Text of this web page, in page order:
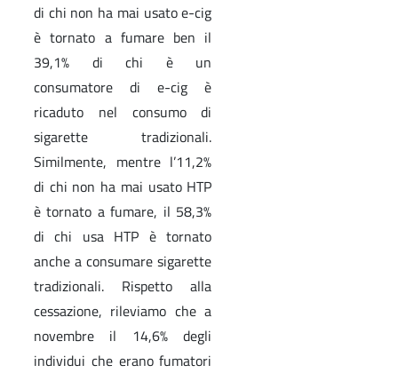
di chi non ha mai usato e-cig
è tornato a fumare ben il
39,1% di chi è un
consumatore di e-cig è
ricaduto nel consumo di
sigarette tradizionali.
Similmente, mentre l’11,2%
di chi non ha mai usato HTP
è tornato a fumare, il 58,3%
di chi usa HTP è tornato
anche a consumare sigarette
tradizionali. Rispetto alla
cessazione, rileviamo che a
novembre il 14,6% degli
individui che erano fumatori